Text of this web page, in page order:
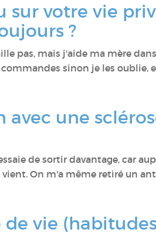
sur votre vie
?
pas, mais j'aide ma mère
sinon je les oublie,
une
de sortir davantage, car
On m'a même retiré un
vie (habitudes